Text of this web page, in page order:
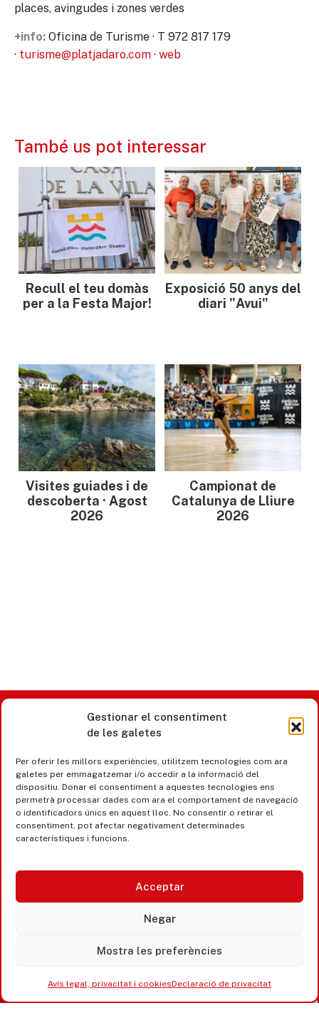
Gestionar el consentiment
de les galetes
Per oferir les millors experiències, utilitzem tecnologies com ara
galetes per emmagatzemar i/o accedir a la informació del
dispositiu. Donar el consentiment a aquestes tecnologies ens
permetrà processar dades com ara el comportament de navegació
o identificadors únics en aquest lloc. No consentir o retirar el
consentiment, pot afectar negativament determinades
característiques i funcions.
Acceptar
Negar
Mostra les preferències
Avís legal, privacitat i cookiesDeclaració de privacitat
places, avingudes i zones verdes
+info: Oficina de Turisme · T 972 817 179
· turisme@platjadaro.com · web
També us pot interessar
Recull el teu domàs
per a la Festa Major!
Exposició 50 anys del
diari "Avui"
Visites guiades i de
descoberta · Agost
2026
Campionat de
Catalunya de Lliure
2026
Castell d’Aro · Platja d’Aro · S’Agaró
365 www.platjadaro
Avís legal, privacitat i cookies